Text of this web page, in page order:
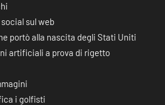
sul web
portò alla nascita degli Stati Uniti
artificiali a prova di rigetto
i golfisti